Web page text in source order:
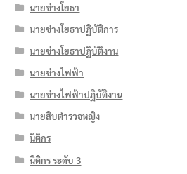
นายช่างโยธา
นายช่างโยธาปฏิบัติการ
นายช่างโยธาปฏิบัติงาน
นายช่างไฟฟ้า
นายช่างไฟฟ้าปฏิบัติงาน
นายสิบตำรวจหญิง
นิติกร
นิติกร ระดับ 3